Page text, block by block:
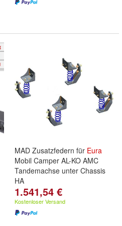
MAD Zusatzfedern für Eura
Mobil Camper AL-KO AMC
Tandemachse unter Chassis
HA
1.541,54 €
Kostenloser Versand